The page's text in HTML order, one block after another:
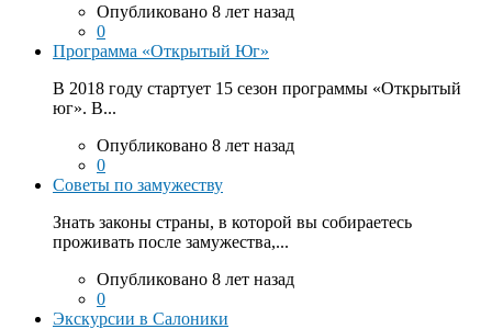
Опубликовано 8 лет назад
0
Программа «Открытый Юг»
В 2018 году стартует 15 сезон программы «Открытый
юг». В...
Опубликовано 8 лет назад
0
Советы по замужеству
Знать законы страны, в которой вы собираетесь
проживать после замужества,...
Опубликовано 8 лет назад
0
Экскурсии в Салоники